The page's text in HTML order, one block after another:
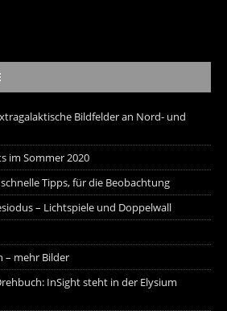
Bildfelder an Nord- und
im Sommer 2020
Tipps, für die Beobachtung
– Lichtspiele und Doppelwall
– mehr Bilder
InSight steht in der Elysium